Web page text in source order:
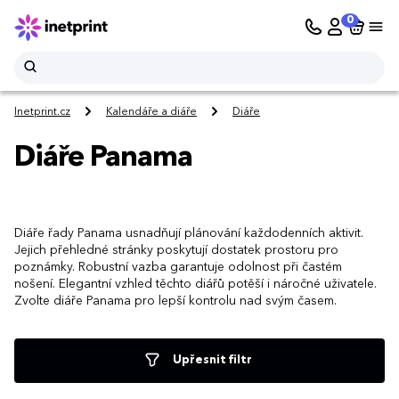
0
Inetprint.cz Kalendáře a diáře Diáře
Diáře Panama
Diáře řady Panama usnadňují plánování každodenních aktivit.
Jejich přehledné stránky poskytují dostatek prostoru pro
poznámky. Robustní vazba garantuje odolnost při častém
nošení. Elegantní vzhled těchto diářů potěší i náročné uživatele.
Zvolte diáře Panama pro lepší kontrolu nad svým časem.
Upřesnit filtr